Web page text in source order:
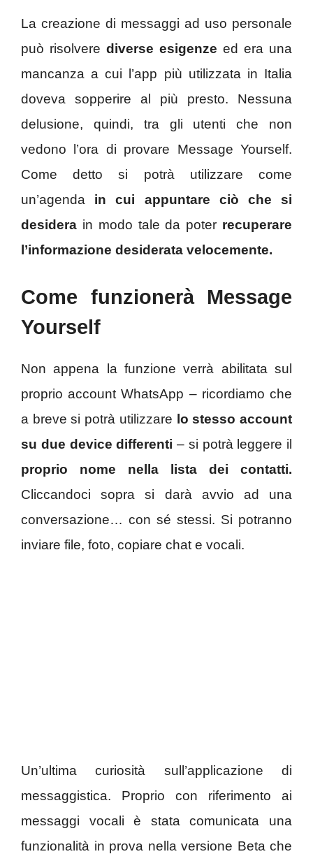
La creazione di messaggi ad uso personale
può risolvere diverse esigenze ed era una
mancanza a cui l’app più utilizzata in Italia
doveva sopperire al più presto. Nessuna
delusione, quindi, tra gli utenti che non
vedono l’ora di provare Message Yourself.
Come detto si potrà utilizzare come
un’agenda in cui appuntare ciò che si
desidera in modo tale da poter recuperare
l’informazione desiderata velocemente.
Come funzionerà Message
Yourself
Non appena la funzione verrà abilitata sul
proprio account WhatsApp – ricordiamo che
a breve si potrà utilizzare lo stesso account
su due device differenti – si potrà leggere il
proprio nome nella lista dei contatti.
Cliccandoci sopra si darà avvio ad una
conversazione… con sé stessi. Si potranno
inviare file, foto, copiare chat e vocali.
Un’ultima curiosità sull’applicazione di
messaggistica. Proprio con riferimento ai
messaggi vocali è stata comunicata una
funzionalità in prova nella versione Beta che